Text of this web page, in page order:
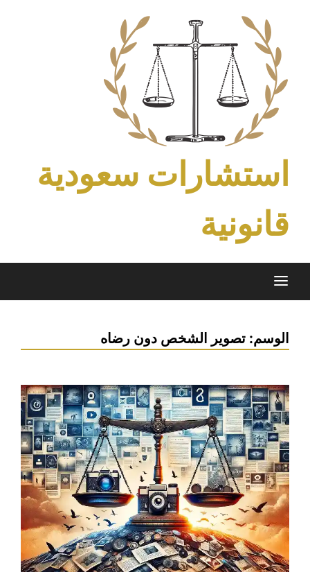
content
استشارات سعودية
قانونية
الوسم: تصوير الشخص دون رضاه